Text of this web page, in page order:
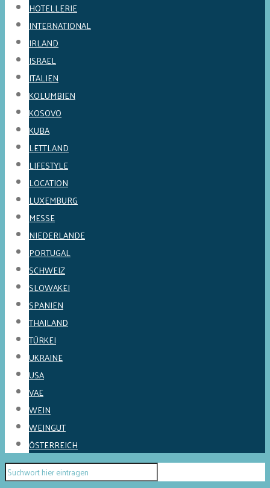
HOTELLERIE
INTERNATIONAL
IRLAND
ISRAEL
ITALIEN
KOLUMBIEN
KOSOVO
KUBA
LETTLAND
LIFESTYLE
LOCATION
LUXEMBURG
MESSE
NIEDERLANDE
PORTUGAL
SCHWEIZ
SLOWAKEI
SPANIEN
THAILAND
TÜRKEI
UKRAINE
USA
VAE
WEIN
WEINGUT
ÖSTERREICH